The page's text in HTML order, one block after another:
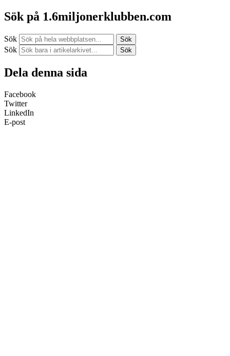
Sök på 1.6miljonerklubben.com
Sök Sök
Sök Sök
Dela denna sida
Facebook
Twitter
LinkedIn
E-post